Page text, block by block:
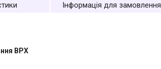
Інформація для замовлення
ВРХ